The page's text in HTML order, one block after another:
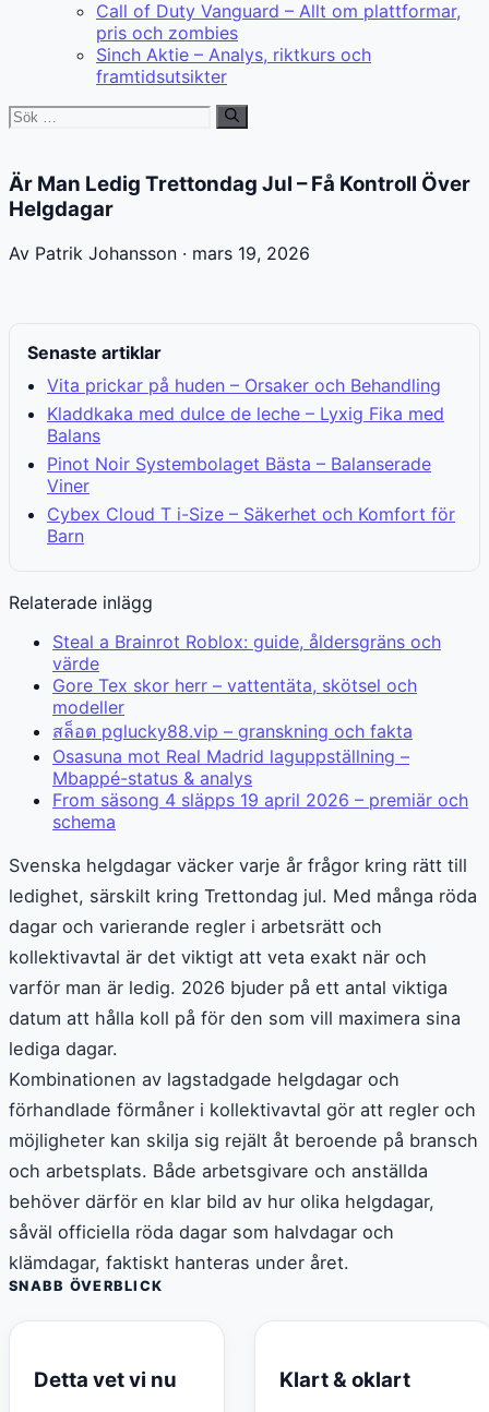
Call of Duty Vanguard – Allt om plattformar,
pris och zombies
Sinch Aktie – Analys, riktkurs och
framtidsutsikter
Sök
Är Man Ledig Trettondag Jul – Få Kontroll Över
Helgdagar
Av Patrik Johansson · mars 19, 2026
Senaste artiklar
Vita prickar på huden – Orsaker och Behandling
Kladdkaka med dulce de leche – Lyxig Fika med
Balans
Pinot Noir Systembolaget Bästa – Balanserade
Viner
Cybex Cloud T i-Size – Säkerhet och Komfort för
Barn
Relaterade inlägg
Steal a Brainrot Roblox: guide, åldersgräns och
värde
Gore Tex skor herr – vattentäta, skötsel och
modeller
สล็อต pglucky88.vip – granskning och fakta
Osasuna mot Real Madrid laguppställning –
Mbappé-status & analys
From säsong 4 släpps 19 april 2026 – premiär och
schema
Svenska helgdagar väcker varje år frågor kring rätt till
ledighet, särskilt kring Trettondag jul. Med många röda
dagar och varierande regler i arbetsrätt och
kollektivavtal är det viktigt att veta exakt när och
varför man är ledig. 2026 bjuder på ett antal viktiga
datum att hålla koll på för den som vill maximera sina
lediga dagar.
Kombinationen av lagstadgade helgdagar och
förhandlade förmåner i kollektivavtal gör att regler och
möjligheter kan skilja sig rejält åt beroende på bransch
och arbetsplats. Både arbetsgivare och anställda
behöver därför en klar bild av hur olika helgdagar,
såväl officiella röda dagar som halvdagar och
klämdagar, faktiskt hanteras under året.
SNABB ÖVERBLICK
Detta vet vi nu Klart & oklart